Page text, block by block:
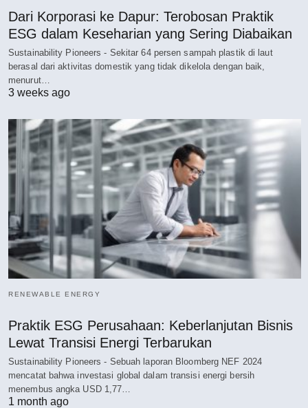
Dari Korporasi ke Dapur: Terobosan Praktik
ESG dalam Keseharian yang Sering Diabaikan
Sustainability Pioneers - Sekitar 64 persen sampah plastik di laut
berasal dari aktivitas domestik yang tidak dikelola dengan baik,
menurut…
3 weeks ago
RENEWABLE ENERGY
Praktik ESG Perusahaan: Keberlanjutan Bisnis
Lewat Transisi Energi Terbarukan
Sustainability Pioneers - Sebuah laporan Bloomberg NEF 2024
mencatat bahwa investasi global dalam transisi energi bersih
menembus angka USD 1,77…
1 month ago